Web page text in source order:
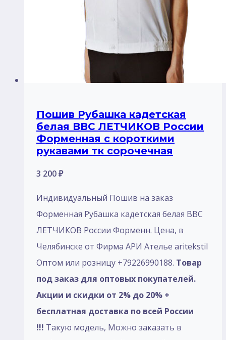
Пошив Рубашка кадетская
белая ВВС ЛЕТЧИКОВ России
Форменная с короткими
рукавами тк сорочечная
3 200₽
Индивидуальный Пошив на заказ
Форменная Рубашка кадетская белая ВВС
ЛЕТЧИКОВ России Форменн. Цена, в
Челябинске от Фирма АРИ Ателье aritekstil
Оптом или розницу +79226990188. Товар
под заказ для оптовых покупателей.
Акции и скидки от 2% до 20% +
бесплатная доставка по всей России
!!! Такую модель, Mожно заказать в